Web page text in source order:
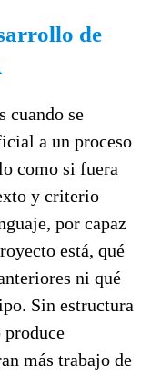
de
cuando se
a un proceso
como si fuera
y criterio
por capaz
está, qué
ni qué
Sin estructura
produce
más trabajo de